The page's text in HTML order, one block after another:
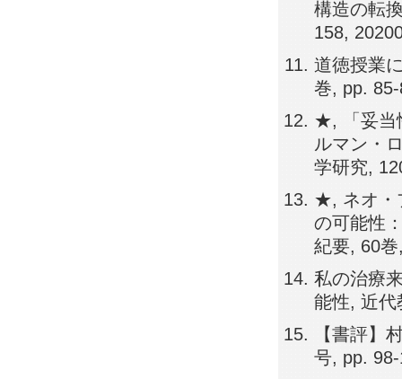
構造の転
158,
道徳授業
巻, pp.
★, 「妥当
ルマン・
学研究,
★, ネオ・
の可能性
紀要, 60
私の治療
能性, 近代
【書評】
号, pp.